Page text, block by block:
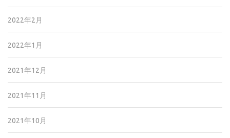
2022年2月
2022年1月
2021年12月
2021年11月
2021年10月